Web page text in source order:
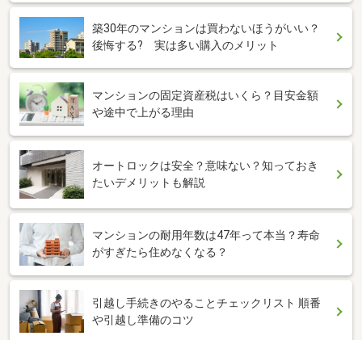
築30年のマンションは買わないほうがいい？
後悔する? 実は多い購入のメリット
マンションの固定資産税はいくら？目安金額
や途中で上がる理由
オートロックは安全？意味ない？知っておき
たいデメリットも解説
マンションの耐用年数は47年って本当？寿命
がすぎたら住めなくなる？
引越し手続きのやることチェックリスト 順番
や引越し準備のコツ